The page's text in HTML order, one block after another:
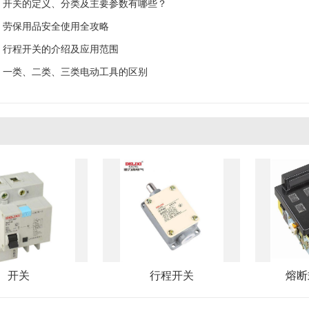
开关的定义、分类及主要参数有哪些？
劳保用品安全使用全攻略
行程开关的介绍及应用范围
一类、二类、三类电动工具的区别
开关 行程开关 熔